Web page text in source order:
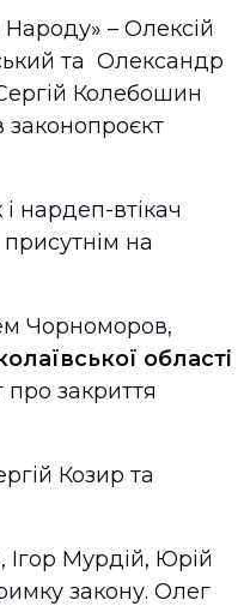
– Олексій
та Олександр
Колебошин
законопроєкт
нардеп-втікач
на
Чорноморов,
області
закриття
Козир та
Мурдій, Юрій
закону. Олег